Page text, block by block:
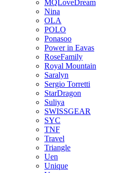
MQLoveDream
Nina
OLA
POLO
Ponasoo
Power in Eavas
RoseFamily
Royal Mountain
Saralyn
Sergio Torretti
StarDragon
Suliya
SWISSGEAR
SYC
TNF
Travel
Triangle
Uen
Unique